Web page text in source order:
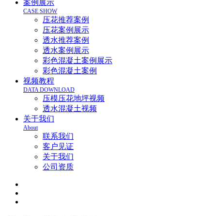
案例展示
CASE SHOW
压花推荐案例
压花案例展示
透水推荐案例
透水案例展示
彩色混凝土案例展示
彩色混凝土案例
视频教程
DATA DOWNLOAD
压模压花地坪视频
透水混凝土视频
关于我们
About
联系我们
客户见证
关于我们
公司资质